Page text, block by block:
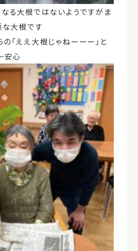
る大根ではないようですがま
な大根です
「ええ大根じゃねーーー」と
安心